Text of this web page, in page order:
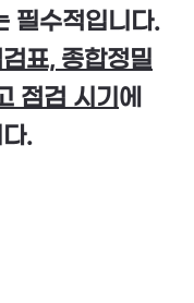
필수적입니다.
표, 종합정밀
점검 시기 에
.